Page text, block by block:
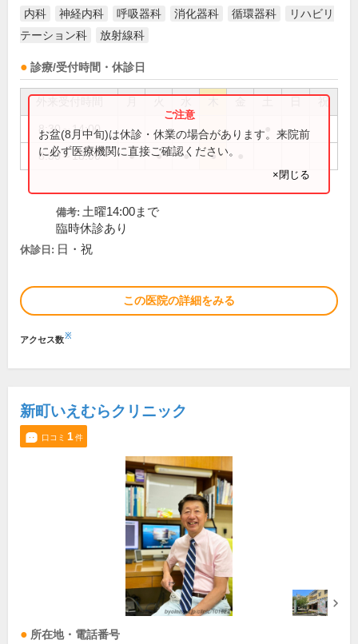
内科 神経内科 呼吸器科 消化器科 循環器科
リハビリ
テーション科
放射線科
診療/受付時間・休診日
祝
8:30～14:00
8:30～18:00 ● ● ● ●
お盆(8月中旬)は休診・休業の場合があります。来院前
に必ず医療機関に直接ご確認ください。
×閉じる
備考: 土曜14:00まで
臨時休診あり
休診日: 日・祝
この医院の詳細をみる
アクセス数※
新町いえむらクリニック
口コミ 1件
所在地・電話番号